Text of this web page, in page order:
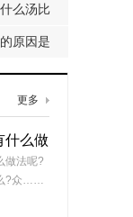
么汤比
原因是
更多
什么做
忌是
做法呢?
?众……